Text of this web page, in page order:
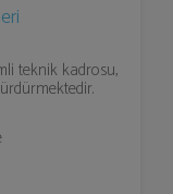
teknik kadrosu,